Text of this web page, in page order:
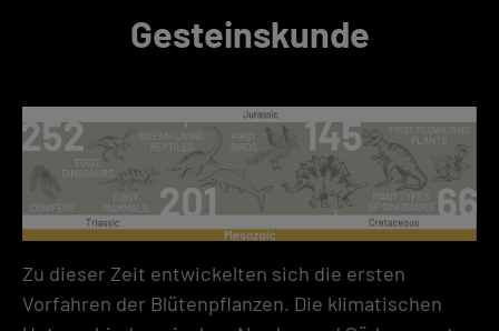
Gesteinskunde
Zu dieser Zeit entwickelten sich die ersten
Vorfahren der Blütenpflanzen. Die klimatischen